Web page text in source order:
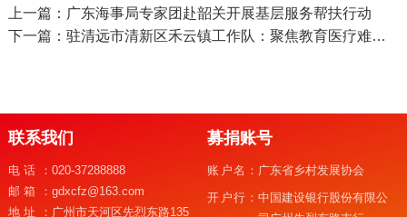
上一篇：广东海事局专家团赴韶关开展基层服务帮扶行动
下一篇：驻清远市清新区禾云镇工作队：聚焦教育医疗难题 尽广州所能写好民生答卷
联系我们
电话： 020-37288888
邮箱： gdxcfz@163.com
地址： 广州市天河区先烈东路135
募捐账号
账户名： 广东省乡村发展协会
开户行：中国建设银行股份有限公